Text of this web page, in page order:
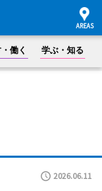
働く 学ぶ・知る
2026.06.11